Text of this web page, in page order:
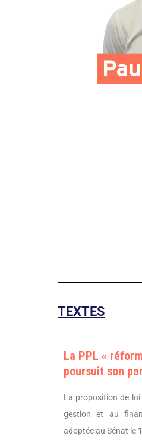
TEXTES
La PPL «
poursuit son
La proposition de loi
gestion et au
adoptée au Sénat le